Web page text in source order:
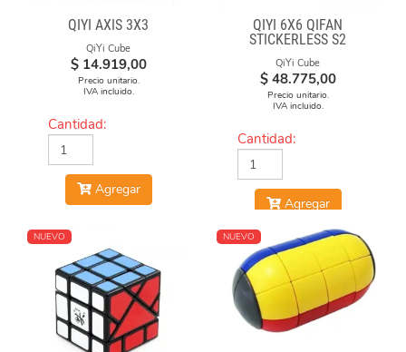
QIYI AXIS 3X3
QiYi Cube
$ 14.919,00
Precio unitario.
IVA incluido.
Cantidad:
Agregar
QIYI 6X6 QIFAN
STICKERLESS S2
QiYi Cube
$ 48.775,00
Precio unitario.
IVA incluido.
Cantidad:
Agregar
NUEVO NUEVO